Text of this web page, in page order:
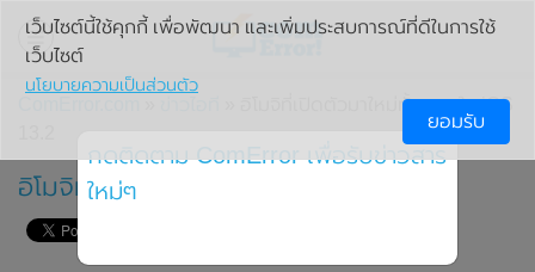
» อิโมจิที่เปิดตัวมาใหม่ทั้งหมดใน iOS
อิโมจิที่เปิดตัวมาใหม่ทั้งหมดใน iOS 13.2
เว็บไซต์นี้ใช้คุกกี้ เพื่อพัฒนา และเพิ่มประสบการณ์ที่ดีในการใช้
เว็บไซต์
นโยบายความเป็นส่วนตัว
ยอมรับ
กดติดตาม ComError เพื่อรับข่าวสาร
ใหม่ๆ